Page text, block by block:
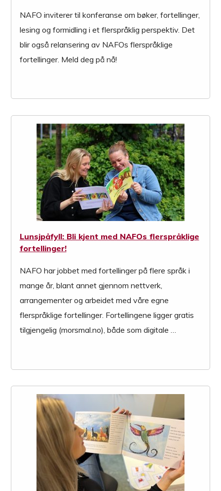
NAFO inviterer til konferanse om bøker, fortellinger,
lesing og formidling i et flerspråklig perspektiv. Det
blir også relansering av NAFOs flerspråklige
fortellinger. Meld deg på nå!
Lunsjpåfyll: Bli kjent med NAFOs flerspråklige
fortellinger!
NAFO har jobbet med fortellinger på flere språk i
mange år, blant annet gjennom nettverk,
arrangementer og arbeidet med våre egne
flerspråklige fortellinger. Fortellingene ligger gratis
tilgjengelig (morsmal.no), både som digitale …